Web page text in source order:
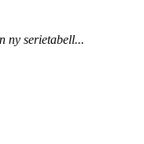
ny serietabell...